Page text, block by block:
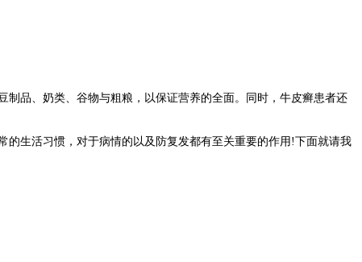
制品、奶类、谷物与粗粮，以保证营养的全面。同时，牛皮癣患者还
生活习惯，对于病情的以及防复发都有至关重要的作用!下面就请我